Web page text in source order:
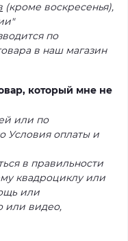
(кроме воскресенья),
по
в наш магазин
который мне не
или по
Условия оплаты и
в правильности
квадроциклу или
или
или видео,